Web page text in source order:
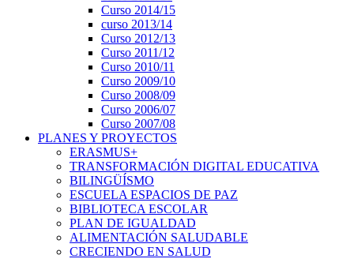
Curso 2014/15
curso 2013/14
Curso 2012/13
Curso 2011/12
Curso 2010/11
Curso 2009/10
Curso 2008/09
Curso 2006/07
Curso 2007/08
PLANES Y PROYECTOS
ERASMUS+
TRANSFORMACIÓN DIGITAL EDUCATIVA
BILINGÜÍSMO
ESCUELA ESPACIOS DE PAZ
BIBLIOTECA ESCOLAR
PLAN DE IGUALDAD
ALIMENTACIÓN SALUDABLE
CRECIENDO EN SALUD